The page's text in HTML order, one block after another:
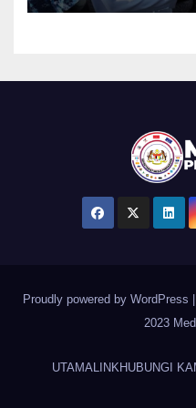
Proudly powered by WordPress
2023
UTAMALINKHUBUNGI